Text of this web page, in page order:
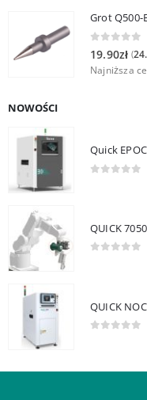
Grot Q500-
0out of
19.90zł (
Najniższa
NOWOŚCI
Quick
QUICK
QUICK